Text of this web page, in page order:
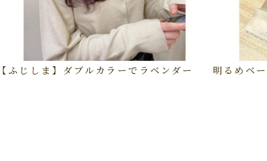
ふじしま】ダブルカラーでラベンダー 明るめベ